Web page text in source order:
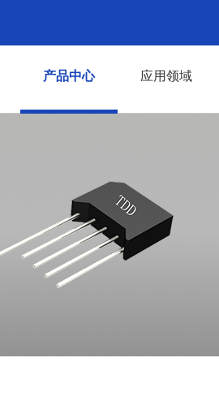
产品中心 应用领域